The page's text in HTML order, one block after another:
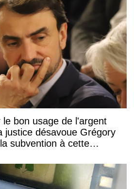
bon usage de l'argent
justice désavoue Grégory
subvention à cette